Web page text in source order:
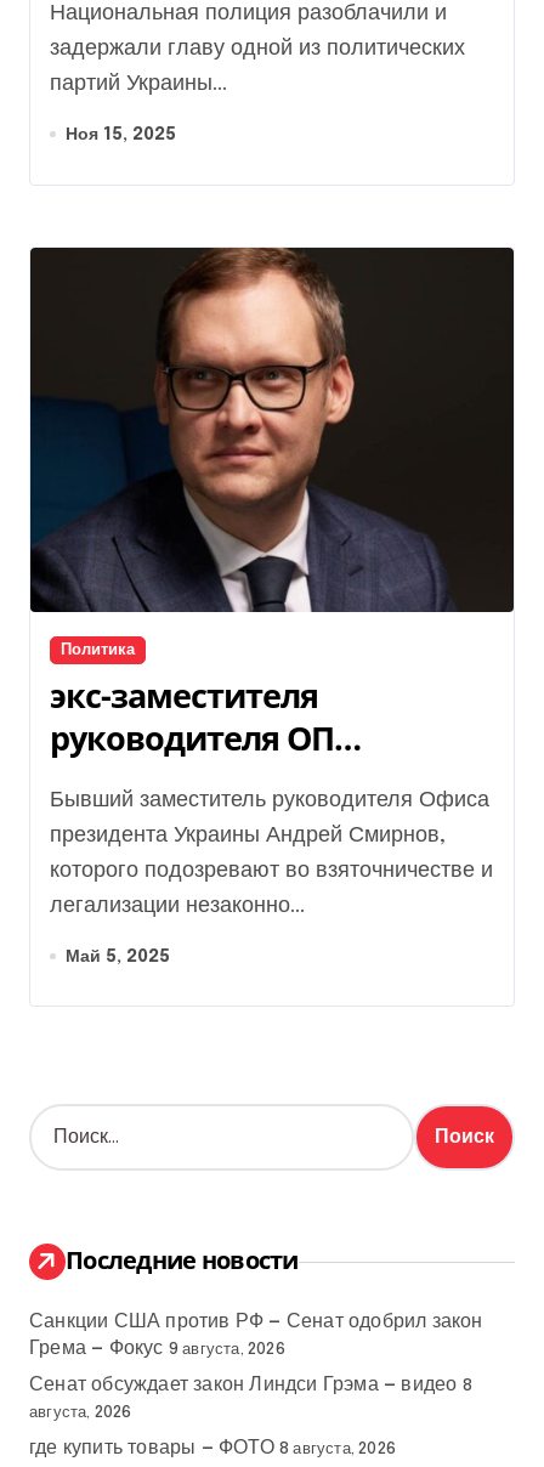
Национальная полиция разоблачили и
задержали главу одной из политических
партий Украины...
Ноя 15, 2025
Политика
экс-заместителя
руководителя ОП
Смирнова взяли под
стражу, детали
Бывший заместитель руководителя Офиса
президента Украины Андрей Смирнов,
которого подозревают во взяточничестве и
легализации незаконно...
Май 5, 2025
Н
а
:
Последние новости
Санкции США против РФ — Сенат одобрил закон
Грема — Фокус 9 августа, 2026
Сенат обсуждает закон Линдси Грэма — видео 8
августа, 2026
где купить товары — ФОТО 8 августа, 2026